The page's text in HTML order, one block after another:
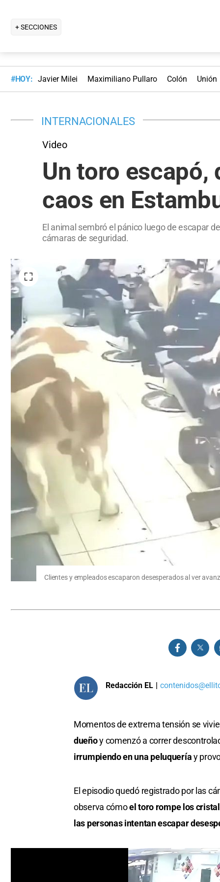
+ SECCIONES
#HOY: Javier Milei Maximiliano Pullaro Colón Unión
INTERNACIONALES
Video
Un toro escapó,
caos en
El animal sembró el pánico luego de escapar
cámaras de seguridad.
Clientes y empleados escaparon desesperados al ver
Redacción EL |
Momentos de extrema tensión se
dueñoy comenzó a correr
irrumpiendo en una peluqueríay
El episodio quedó registrado por las
observa cómoel toro rompe los
las personas intentan escapar